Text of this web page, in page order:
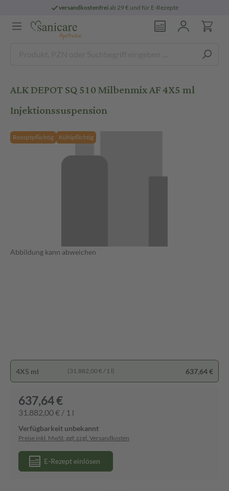
versandkostenfreiab 29 € und für E-Rezepte
ALK DEPOT SQ 510 Milbenmix AF 4X5 ml
Injektionssuspension
Rezeptpflichtig Kühlpflichtig
Abbildung kann abweichen
4X5 ml (31.882,00 € / 1 l) 637,64 €
637,64 €
31.882,00 € / 1 l
Verfügbarkeit unbekannt
Preise inkl. MwSt. ggf. zzgl. Versandkosten
E-Rezept einlösen